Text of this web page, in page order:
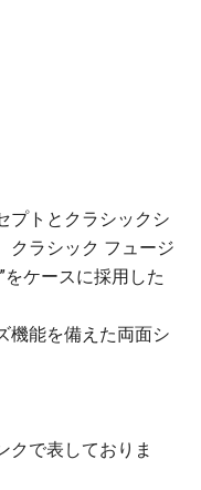
プトとクラシックシ
クラシック フュージ
をケースに採用した
機能を備えた両面シ
クで表しておりま